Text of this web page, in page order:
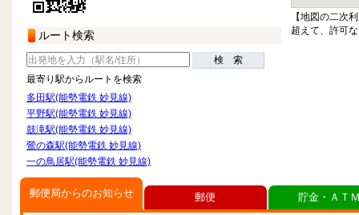
ルート検索
検 索
最寄り駅からルートを検索
多田駅(能勢電鉄 妙見線)
平野駅(能勢電鉄 妙見線)
鼓滝駅(能勢電鉄 妙見線)
鶯の森駅(能勢電鉄 妙見線)
一の鳥居駅(能勢電鉄 妙見線)
【地図の二次
超えて、許可
郵便局からのお知らせ 郵便 貯金・ＡＴ